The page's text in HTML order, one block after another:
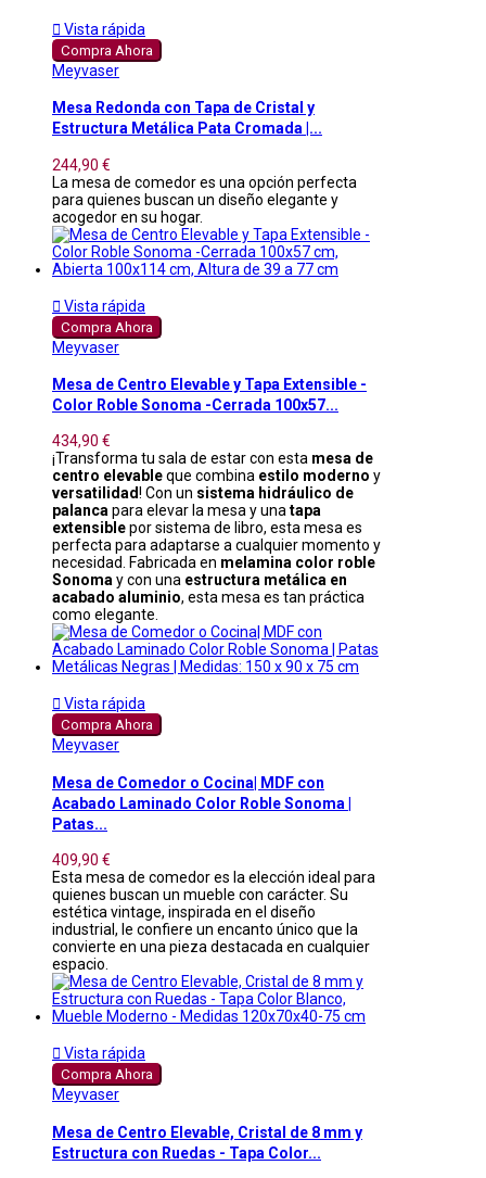
 Vista rápida
Compra Ahora
Meyvaser
Mesa Redonda con Tapa de Cristal y
Estructura Metálica Pata Cromada |...
244,90 €
La mesa de comedor es una opción perfecta
para quienes buscan un diseño elegante y
acogedor en su hogar.
 Vista rápida
Compra Ahora
Meyvaser
Mesa de Centro Elevable y Tapa Extensible -
Color Roble Sonoma -Cerrada 100x57...
434,90 €
¡Transforma tu sala de estar con esta mesa de
centro elevableque combina estilo moderno y
versatilidad! Con un sistema hidráulico de
palancapara elevar la mesa y unatapa
extensiblepor sistema de libro, esta mesa es
perfecta para adaptarse a cualquier momento y
necesidad. Fabricada en melamina color roble
Sonomay con una estructura metálica en
acabado aluminio, esta mesa es tan práctica
como elegante.
 Vista rápida
Compra Ahora
Meyvaser
Mesa de Comedor o Cocina| MDF con
Acabado Laminado Color Roble Sonoma |
Patas...
409,90 €
Esta mesa de comedor es la elección ideal para
quienes buscan un mueble con carácter. Su
estética vintage, inspirada en el diseño
industrial, le confiere un encanto único que la
convierte en una pieza destacada en cualquier
espacio.
 Vista rápida
Compra Ahora
Meyvaser
Mesa de Centro Elevable, Cristal de 8 mm y
Estructura con Ruedas - Tapa Color...